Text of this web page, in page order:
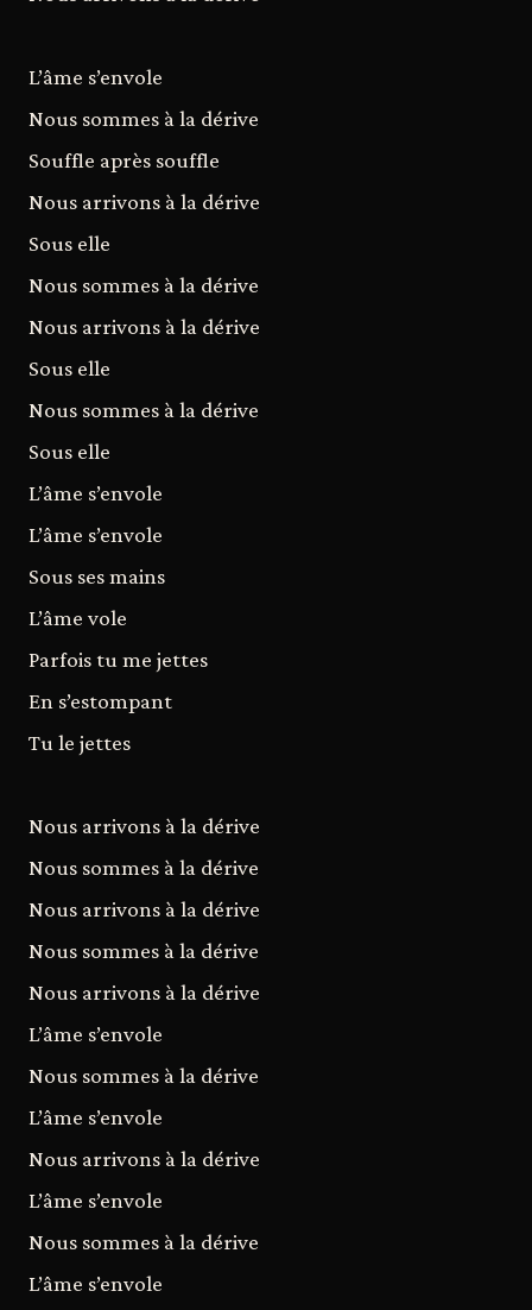
L’âme s’envole
Nous sommes à la dérive
Souffle après souffle
Nous arrivons à la dérive
Sous elle
Nous sommes à la dérive
Nous arrivons à la dérive
Sous elle
Nous sommes à la dérive
Sous elle
L’âme s’envole
L’âme s’envole
Sous ses mains
L’âme vole
Parfois tu me jettes
En s’estompant
Tu le jettes
Nous arrivons à la dérive
Nous sommes à la dérive
Nous arrivons à la dérive
Nous sommes à la dérive
Nous arrivons à la dérive
L’âme s’envole
Nous sommes à la dérive
L’âme s’envole
Nous arrivons à la dérive
L’âme s’envole
Nous sommes à la dérive
L’âme s’envole